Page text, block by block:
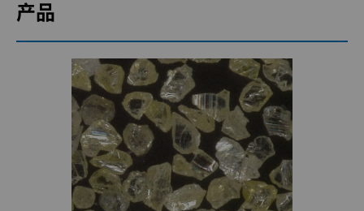
研磨液和悬浮液
Hyperion金刚石研磨液
流体端部件
食品加工零部件
喷涂与点胶零部件
成形模具
成形模具坯料
粉末冶金压制模具
齿轮滚刀坯料
滚刀坯料
螺旋伞齿刀坯料
刀片坯料
定制刀片坯料
Oil & Gas
产品